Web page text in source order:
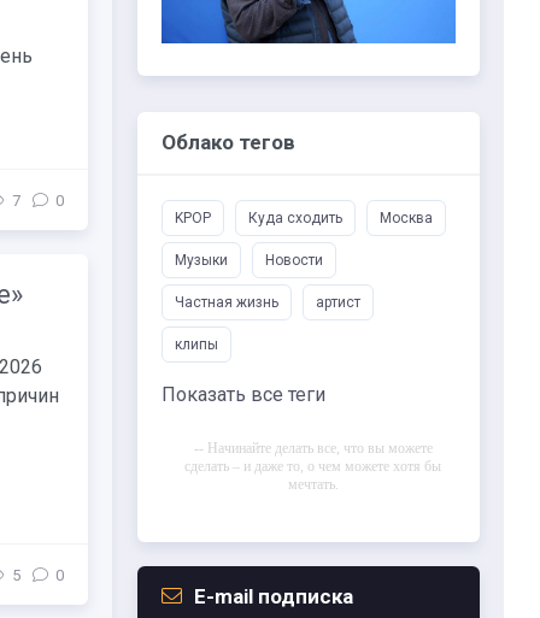
7 0
5 0
Облако тегов
KPOP Куда сходить Москва
Музыки Новости
Частная жизнь артист
клипы
Показать все теги
-- Начинайте делать все, что вы можете
сделать – и даже то, о чем можете хотя бы
мечтать.
всего. И мыслями можно управлять. И
-- Идите уверенно по направлению к мечте.
E-mail подписка